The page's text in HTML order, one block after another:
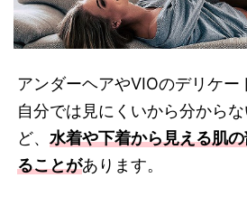
アンダーヘアやVIOのデリケー
自分では見にくいから分から
ど、 水着や下着から見える肌
ることがあります。